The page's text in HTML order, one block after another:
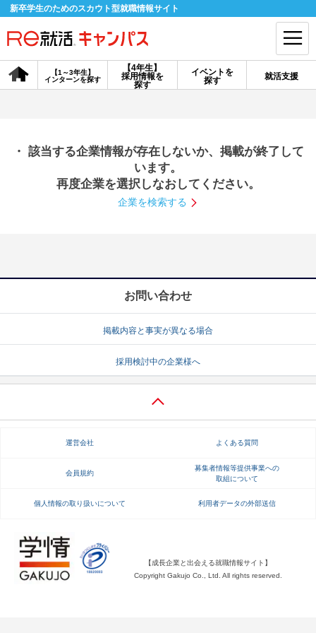
新卒学生のためのスカウト型就職情報サイト
【4年生】
採用情報を
探す
【1～3年生】
インターンを探す
イベントを
探す
就活支援
会員登録 ログイン
探す
【4年生】
説明会を探す
就活ノウハウ・サポート
就活ノウハウが満載！ お役立ち記事・相談室など
就活ニュースペーパー よくある質問
不明点があればこちら
・ 該当する企業情報が存在しないか、掲載が終了して
います。
再度企業を選択しなおしてください。
企業を検索する
お問い合わせ
掲載内容と事実が異なる場合
採用検討中の企業様へ
運営会社 よくある質問
会員規約
募集者情報等提供事業への
取組について
個人情報の取り扱いについて 利用者データの外部送信
【成長企業と出会える就職情報サイト】
Copyright Gakujo Co., Ltd. All rights reserved.